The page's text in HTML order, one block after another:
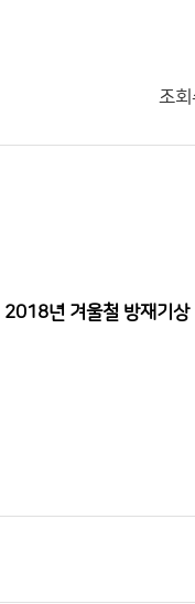
조회
2018년 겨울철 방재기상